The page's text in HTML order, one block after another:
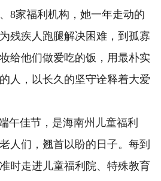
8家福利机构，她一年走动的
残疾人跑腿解决困难，到孤寡
给他们做爱吃的饭，用最朴实
人，以长久的坚守诠释着大爱
佳节，是海南州儿童福利
人们，翘首以盼的日子。每到
时走进儿童福利院、特殊教育